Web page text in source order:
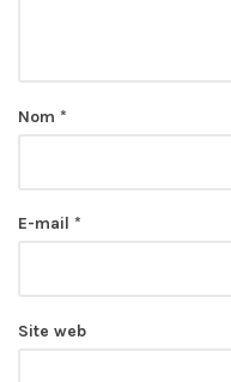
Nom *
E-mail *
Site web